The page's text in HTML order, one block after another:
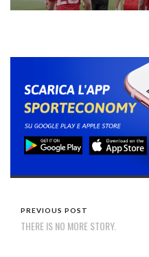
PREVIOUS POST
THERE IS NO MORE STORY.